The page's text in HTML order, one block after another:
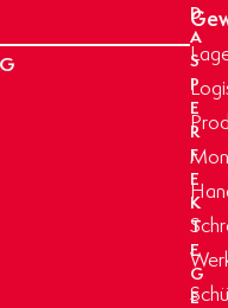
D
A
S
P
E
R
F
E
K
T
E
G
E